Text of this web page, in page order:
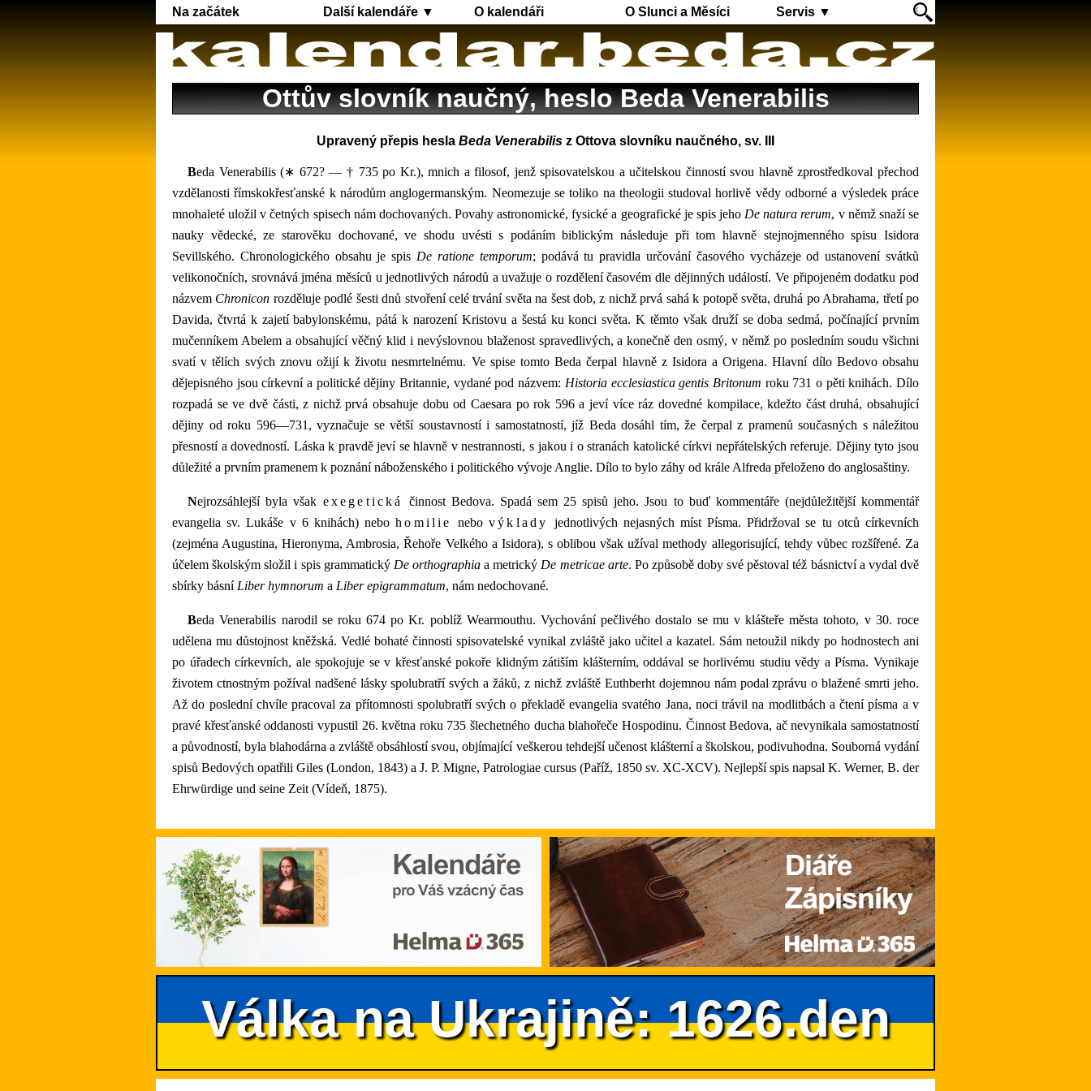
Na začátek Další kalendáře ▼ O kalendáři O Slunci a Měsíci Servis ▼
Ottův slovník naučný, heslo Beda Venerabilis
Upravený přepis hesla Beda Venerabilis z Ottova slovníku naučného, sv. III
Beda Venerabilis (∗ 672? — † 735 po Kr.), mnich a filosof, jenž spisovatelskou a učitelskou činností svou hlavně zprostředkoval přechod
vzdělanosti římskokřesťanské k národům anglogermanským. Neomezuje se toliko na theologii studoval horlivě vědy odborné a výsledek práce
mnohaleté uložil v četných spisech nám dochovaných. Povahy astronomické, fysické a geografické je spis jeho De natura rerum, v němž snaží se
nauky vědecké, ze starověku dochované, ve shodu uvésti s podáním biblickým následuje při tom hlavně stejnojmenného spisu Isidora
Sevillského. Chronologického obsahu je spis De ratione temporum; podává tu pravidla určování časového vycházeje od ustanovení svátků
velikonočních, srovnává jména měsíců u jednotlivých národů a uvažuje o rozdělení časovém dle dějinných událostí. Ve připojeném dodatku pod
názvem Chronicon rozděluje podlé šesti dnů stvoření celé trvání světa na šest dob, z nichž prvá sahá k potopě světa, druhá po Abrahama, třetí po
Davida, čtvrtá k zajetí babylonskému, pátá k narození Kristovu a šestá ku konci světa. K těmto však druží se doba sedmá, počínající prvním
mučenníkem Abelem a obsahující věčný klid i nevýslovnou blaženost spravedlivých, a konečně den osmý, v němž po posledním soudu všichni
svatí v tělích svých znovu ožijí k životu nesmrtelnému. Ve spise tomto Beda čerpal hlavně z Isidora a Origena. Hlavní dílo Bedovo obsahu
dějepisného jsou církevní a politické dějiny Britannie, vydané pod názvem: Historia ecclesiastica gentis Britonum roku 731 o pěti knihách. Dílo
rozpadá se ve dvě části, z nichž prvá obsahuje dobu od Caesara po rok 596 a jeví více ráz dovedné kompilace, kdežto část druhá, obsahující
dějiny od roku 596—731, vyznačuje se větší soustavností i samostatností, jíž Beda dosáhl tím, že čerpal z pramenů současných s náležitou
přesností a dovedností. Láska k pravdě jeví se hlavně v nestrannosti, s jakou i o stranách katolické církvi nepřátelských referuje. Dějiny tyto jsou
důležité a prvním pramenem k poznání náboženského i politického vývoje Anglie. Dílo to bylo záhy od krále Alfreda přeloženo do anglosaštiny.
Nejrozsáhlejší byla však exegetická
činnost Bedova. Spadá sem 25 spisů jeho. Jsou to buď kommentáře (nejdůležitější kommentář
evangelia sv. Lukáše v 6 knihách) nebohomilie nebovýklady
jednotlivých nejasných míst Písma. Přidržoval se tu otců církevních
(zejména Augustina, Hieronyma, Ambrosia, Řehoře Velkého a Isidora), s oblibou však užíval methody allegorisující, tehdy vůbec rozšířené. Za
účelem školským složil i spis grammatický De orthographiaa metrický De metricae arte. Po způsobě doby své pěstoval též básnictví a vydal dvě
sbírky básní Liber hymnorum a Liber epigrammatum, nám nedochované.
Beda Venerabilis narodil se roku 674 po Kr. poblíž Wearmouthu. Vychování pečlivého dostalo se mu v klášteře města tohoto, v 30. roce
udělena mu důstojnost kněžská. Vedlé bohaté činnosti spisovatelské vynikal zvláště jako učitel a kazatel. Sám netoužil nikdy po hodnostech ani
po úřadech církevních, ale spokojuje se v křesťanské pokoře klidným zátiším klášterním, oddával se horlivému studiu vědy a Písma. Vynikaje
životem ctnostným požíval nadšené lásky spolubratří svých a žáků, z nichž zvláště Euthberht dojemnou nám podal zprávu o blažené smrti jeho.
Až do poslední chvíle pracoval za přítomnosti spolubratří svých o překladě evangelia svatého Jana, noci trávil na modlitbách a čtení písma a v
pravé křesťanské oddanosti vypustil 26. května roku 735 šlechetného ducha blahořeče Hospodinu. Činnost Bedova, ač nevynikala samostatností
a původností, byla blahodárna a zvláště obsáhlostí svou, objímající veškerou tehdejší učenost klášterní a školskou, podivuhodna. Souborná vydání
spisů Bedových opatřili Giles (London, 1843) a J. P. Migne, Patrologiae cursus (Paříž, 1850 sv. XC-XCV). Nejlepší spis napsal K. Werner, B. der
Ehrwürdige und seine Zeit (Vídeň, 1875).
Válka na Ukrajině: 1626.den